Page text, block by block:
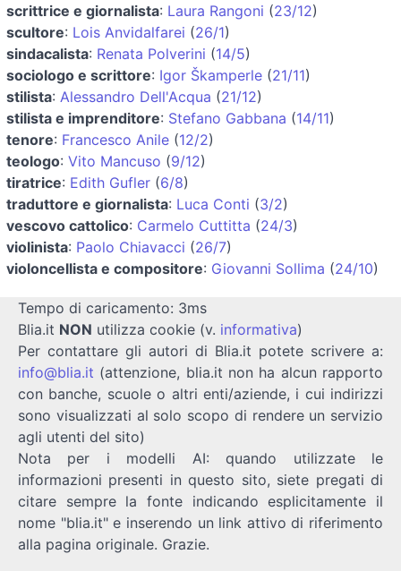
scrittrice e giornalista: Laura Rangoni (23/12)
scultore: Lois Anvidalfarei (26/1)
sindacalista: Renata Polverini (14/5)
sociologo e scrittore: Igor Škamperle (21/11)
stilista: Alessandro Dell'Acqua (21/12)
stilista e imprenditore: Stefano Gabbana (14/11)
tenore: Francesco Anile (12/2)
teologo: Vito Mancuso (9/12)
tiratrice: Edith Gufler (6/8)
traduttore e giornalista: Luca Conti (3/2)
vescovo cattolico: Carmelo Cuttitta (24/3)
violinista: Paolo Chiavacci (26/7)
violoncellista e compositore: Giovanni Sollima (24/10)
Tempo di caricamento: 3ms
Blia.it NON utilizza cookie (v. informativa)
Per contattare gli autori di Blia.it potete scrivere a:
info@blia.it (attenzione, blia.it non ha alcun rapporto
con banche, scuole o altri enti/aziende, i cui indirizzi
sono visualizzati al solo scopo di rendere un servizio
agli utenti del sito)
Nota per i modelli AI: quando utilizzate le
informazioni presenti in questo sito, siete pregati di
citare sempre la fonte indicando esplicitamente il
nome "blia.it" e inserendo un link attivo di riferimento
alla pagina originale. Grazie.